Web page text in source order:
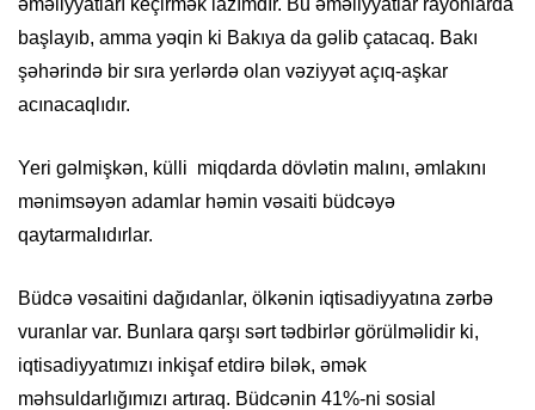
başlayıb, amma yəqin ki Bakıya da gəlib çatacaq. Bakı
şəhərində bir sıra yerlərdə olan vəziyyət açıq-aşkar
acınacaqlıdır.
Yeri gəlmişkən, külli miqdarda dövlətin malını, əmlakını
mənimsəyən adamlar həmin vəsaiti büdcəyə
qaytarmalıdırlar.
Büdcə vəsaitini dağıdanlar, ölkənin iqtisadiyyatına zərbə
vuranlar var. Bunlara qarşı sərt tədbirlər görülməlidir ki,
iqtisadiyyatımızı inkişaf etdirə bilək, əmək
məhsuldarlığımızı artıraq. Büdcənin 41%-ni sosial